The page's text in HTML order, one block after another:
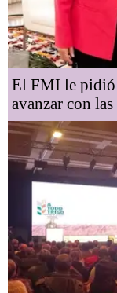
El FMI le pidió
avanzar con